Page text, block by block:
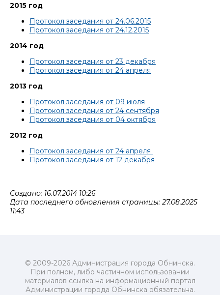
2015 год
Протокол заседания от 24.06.2015
Протокол заседания от 24.12.2015
2014 год
Протокол заседания от 23 декабря
Протокол заседания от 24 апреля
2013 год
Протокол заседания от 09 июля
Протокол заседания от 24 сентября
Протокол заседания от 04 октября
2012 год
Протокол заседания от 24 апреля
Протокол заседания от 12 декабря
Создано: 16.07.2014 10:26
Дата последнего обновления страницы: 27.08.2025
11:43
© 2009-2026 Администрация города Обнинска.
При полном, либо частичном использовании
материалов ссылка на информационный портал
Администрации города Обнинска обязательна.